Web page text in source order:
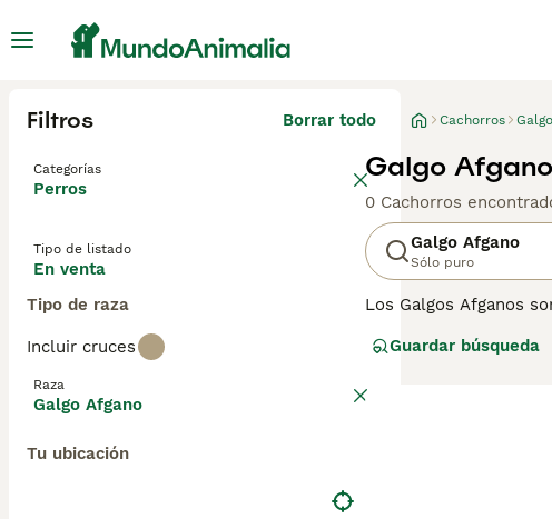
Filtros Borrar todo
Categorías
Perros
Tipo de listado
En venta
Tipo de raza
Incluir cruces
Raza
Galgo Afgano
Tu ubicación
Cachorros
Galgo
0 Cachorros
Galgo Afgano
Sólo puro
Los Galgos Afganos
Zardin ganó la
Guardar búsqueda